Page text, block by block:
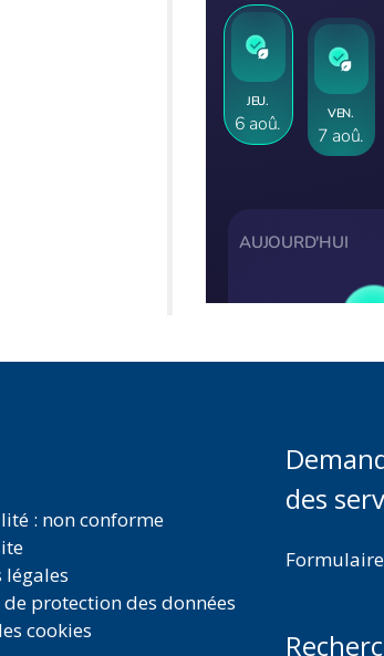
: non conforme
légales
protection des données
cookies
des
Formulaire